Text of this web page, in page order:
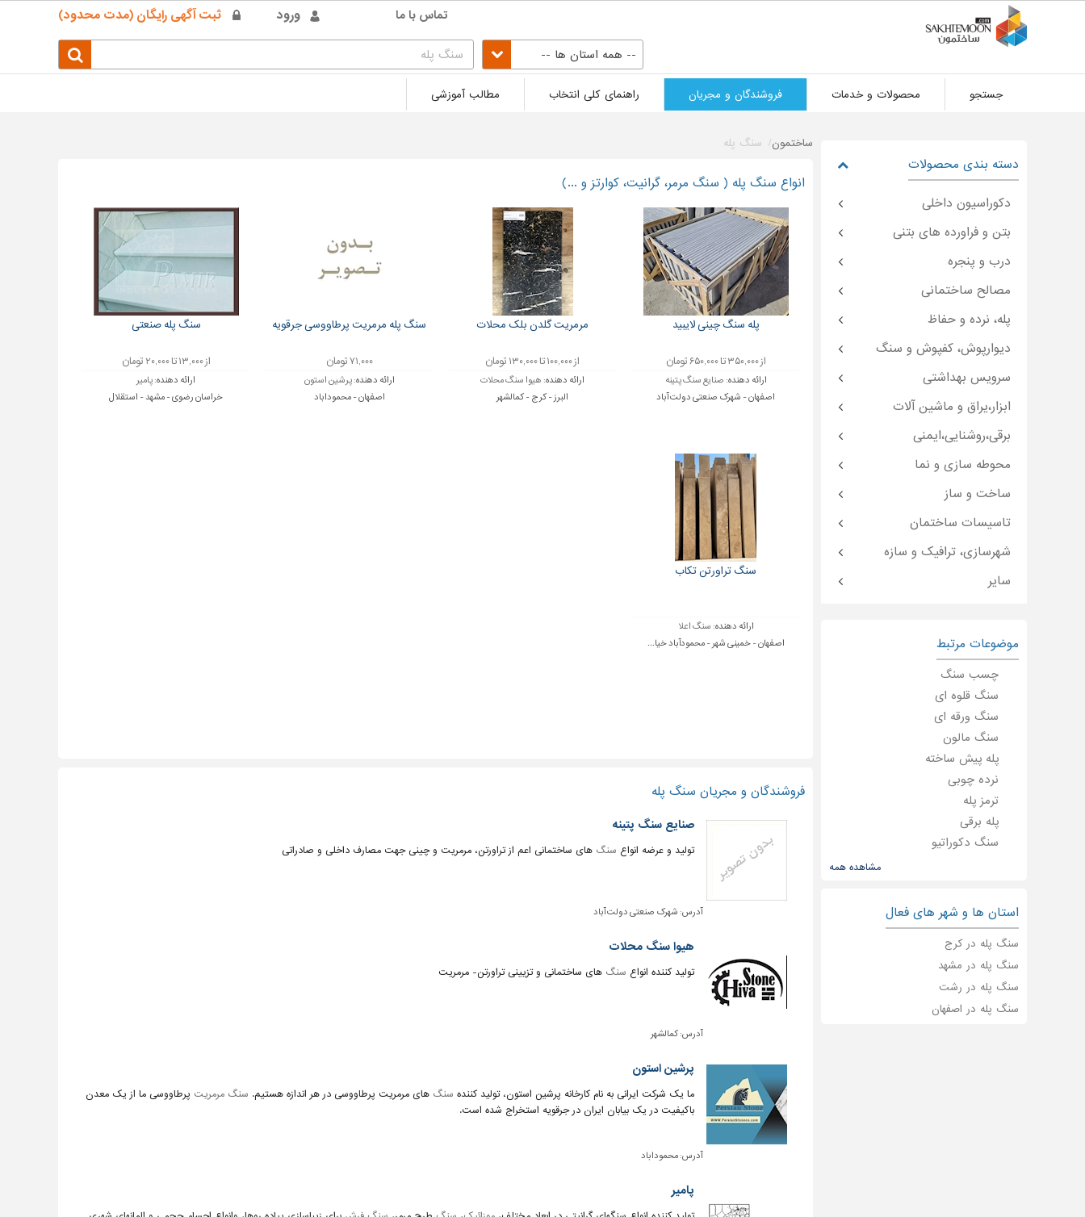
ورود ثبت آگهی رایگان (مدت محدود) تماس با ما
-- همه استان ها --
جستجو محصولات و خدمات فروشندگان و مجریان راهنمای کلی انتخاب مطالب آموزشی
ساختمون سنگ پله
انواع سنگ پله ( سنگ مرمر، گرانیت، کوارتز و ...)
پله سنگ چینی لایبید
از ۳۵۰,۰۰۰ تا ۶۵۰,۰۰۰ تومان
ارائه دهنده: صنایع سنگ پتینه
اصفهان - شهرک صنعتی دولت آباد
مرمریت گلدن بلک محلات
از ۱۰۰,۰۰۰ تا ۱۳۰,۰۰۰ تومان
ارائه دهنده: هیوا سنگ محلات
البرز - کرج - کمالشهر
سنگ پله مرمریت پرطاووسی جرقویه
۷۱,۰۰۰ تومان
ارائه دهنده:پرشین استون
اصفهان - محموداباد
سنگ پله صنعتی
از ۱۳,۰۰۰ تا ۲۰,۰۰۰ تومان
ارائه دهنده:پامیر
خراسان رضوی - مشهد - استقلال
سنگ تراورتن تکاب
ارائه دهنده: سنگ اعلا
اصفهان - خمینی شهر - محمودآباد خیا...
فروشندگان و مجریان سنگ پله
صنایع سنگ پتینه
تولید و عرضه انواع سنگ های ساختمانی اعم از تراورتن، مرمریت و چینی‌ جهت مصارف داخلی و صادراتی
آدرس: شهرک صنعتی دولت آباد
هیوا سنگ محلات
تولید کننده انواع سنگ های ساختمانی و تزیینی تراورتن- مرمریت
آدرس:کمالشهر
پرشین استون
ما یک شرکت ایرانی به نام کارخانه پرشین استون، تولید کننده سنگ های مرمریت پرطاووسی در هر اندازه هستیم. سنگ مرمریت پرطاووسی ما از یک معدن
باکیفیت در یک بیابان ایران در جرقویه استخراج شده است.
آدرس:محموداباد
پامیر
دسته بندی محصولات
دکوراسیون داخلی
بتن و فراورده های بتنی
درب و پنجره
مصالح ساختمانی
پله، نرده و حفاظ
دیوارپوش، کفپوش و سنگ
سرویس بهداشتی
ابزار،یراق و ماشین آلات
برقی،روشنایی،ایمنی
محوطه سازی و نما
ساخت و ساز
تاسیسات ساختمان
شهرسازی، ترافیک و سازه
سایر
موضوعات مرتبط
چسب سنگ
سنگ قلوه ای
سنگ ورقه ای
سنگ مالون
پله پیش ساخته
نرده چوبی
ترمز پله
پله برقی
سنگ دکوراتیو
سنگ گرانیت
سنگ لایم استون
سنگ مصنوعی
یراق آلات نرده
نمای سنگ
پشم سنگ
مشاهده همه
استان ها و شهر های فعال
سنگ پله در کرج
سنگ پله در مشهد
سنگ پله در رشت
سنگ پله در اصفهان